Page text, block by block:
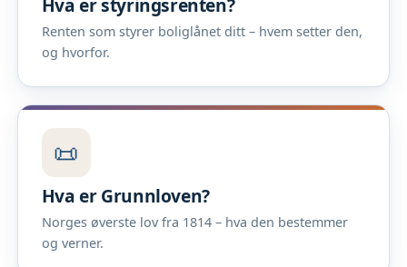
Hva er styringsrenten?
Renten som styrer boliglånet ditt – hvem setter den,
og hvorfor.
📜
Hva er Grunnloven?
Norges øverste lov fra 1814 – hva den bestemmer
og verner.